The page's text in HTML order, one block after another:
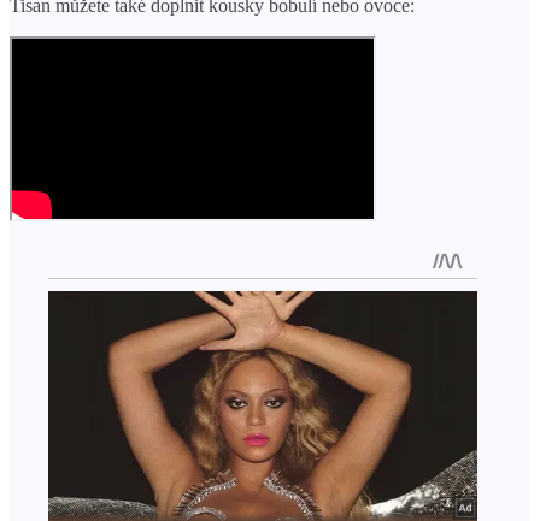
Tisan můžete také doplnit kousky bobulí nebo ovoce: